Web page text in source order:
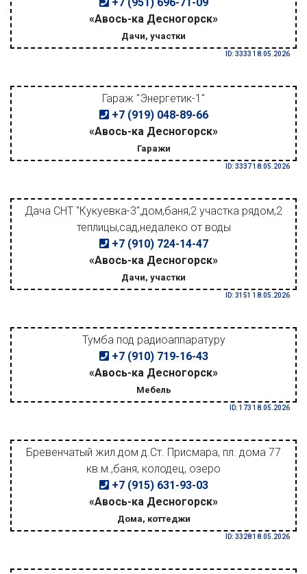
«Авось-ка Десногорск»
Дачи, участки
ID: 3333 18.05.2026
Гараж "Энергетик-1"
+7 (919) 048-89-66
«Авось-ка Десногорск»
Гаражи
ID: 3337 18.05.2026
Дача СНТ "Кукуевка-3",дом,баня,2 участка рядом,2
теплицы,сад,недалеко от воды
+7 (910) 724-14-47
«Авось-ка Десногорск»
Дачи, участки
ID: 3151 18.05.2026
Тумба под радиоаппаратуру
+7 (910) 719-16-43
«Авось-ка Десногорск»
Мебель
ID: 173 18.05.2026
Бревенчатый жил.дом д.Ст. Присмара, пл. дома 77
кв.м.,баня, колодец, озеро
+7 (915) 631-93-03
«Авось-ка Десногорск»
Дома, коттеджи
ID: 3328 18.05.2026